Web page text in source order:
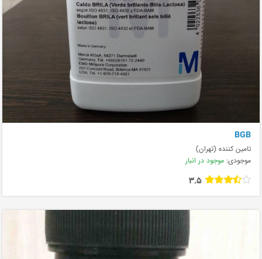
BGB
تامین کننده (تهران)
موجودی: موجود در انبار
3.5